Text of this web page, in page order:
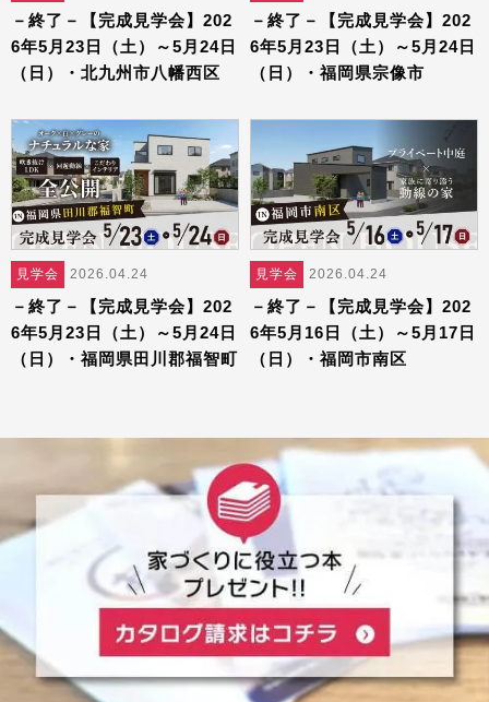
－終了－【完成見学会】202
6年5月23日（土）～5月24日
（日）・北九州市八幡西区
－終了－【完成見学会】202
6年5月23日（土）～5月24日
（日）・福岡県宗像市
見学会 2026.04.24
－終了－【完成見学会】202
6年5月23日（土）～5月24日
（日）・福岡県田川郡福智町
見学会 2026.04.24
－終了－【完成見学会】202
6年5月16日（土）～5月17日
（日）・福岡市南区